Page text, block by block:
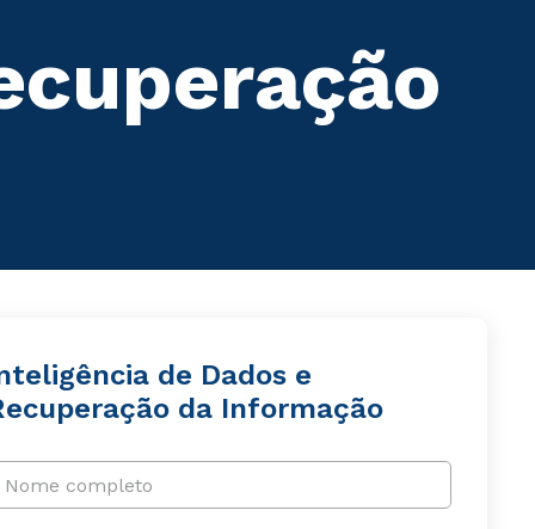
de Dados e
da Informação
Nome completo